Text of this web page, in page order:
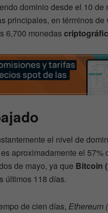
dominio desde el 10
principales, en términos
6,700 monedas
el nivel de
aproximadamente el
de mayo, ya que Bitcoin
últimos 118 días.
de cien días, Ethereum